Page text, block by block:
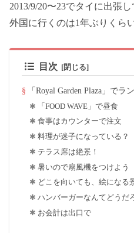
2013/9/20〜23でタイに出張し
外国に行くのは1年ぶりくら
目次
「Royal Garden Plaza」でラ
「FOOD WAVE」で昼食
食事はカウンターで注文
料理が迷子になっている？
テラス席は絶景！
暑いので扇風機をつけよう
どこを向いても、絵になる
ハンバーガーなんてどうだ
お会計は出口で